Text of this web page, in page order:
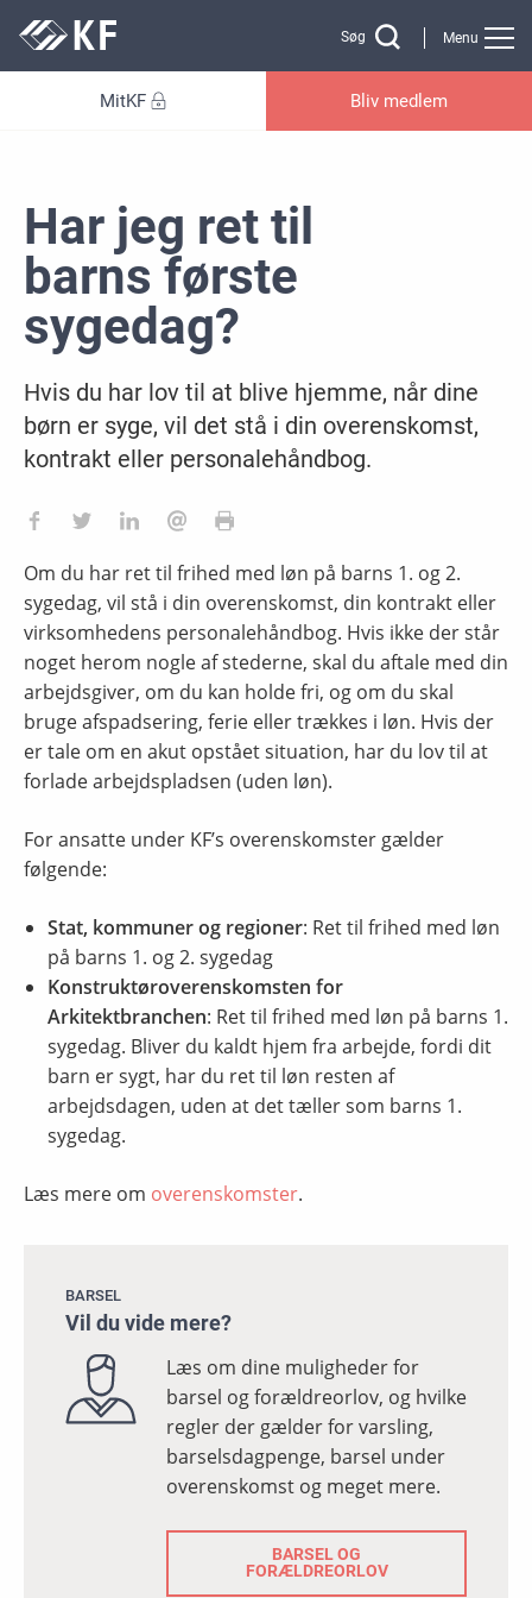
Menu
Søg
MitKF Bliv medlem
Har jeg ret til
barns første
sygedag?
Hvis du har lov til at blive hjemme, når dine
børn er syge, vil det stå i din overenskomst,
kontrakt eller personalehåndbog.
Om du har ret til frihed med løn på barns 1. og 2.
sygedag, vil stå i din overenskomst, din kontrakt eller
virksomhedens personalehåndbog. Hvis ikke der står
noget herom nogle af stederne, skal du aftale med din
arbejdsgiver, om du kan holde fri, og om du skal
bruge afspadsering, ferie eller trækkes i løn. Hvis der
er tale om en akut opstået situation, har du lov til at
forlade arbejdspladsen (uden løn).
For ansatte under KF’s overenskomster gælder
følgende:
Stat, kommuner og regioner: Ret til frihed med løn
på barns 1. og 2. sygedag
Konstruktøroverenskomsten for
Arkitektbranchen: Ret til frihed med løn på barns 1.
sygedag. Bliver du kaldt hjem fra arbejde, fordi dit
barn er sygt, har du ret til løn resten af
arbejdsdagen, uden at det tæller som barns 1.
sygedag.
Læs mere om overenskomster.
BARSEL
Vil du vide mere?
Læs om dine muligheder for
barsel og forældreorlov, og hvilke
regler der gælder for varsling,
barselsdagpenge, barsel under
overenskomst og meget mere.
BARSEL OG
FORÆLDREORLOV